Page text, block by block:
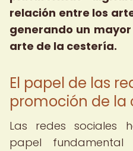
relación entre los
generando un
arte de la cestería.
El papel de las
promoción de la
Las redes sociales
papel